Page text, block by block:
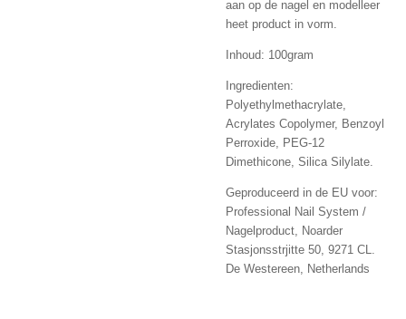
aan op de nagel en modelleer
heet product in vorm.
Inhoud: 100gram
Ingredienten:
Polyethylmethacrylate,
Acrylates Copolymer, Benzoyl
Perroxide, PEG-12
Dimethicone, Silica Silylate.
Geproduceerd in de EU voor:
Professional Nail System /
Nagelproduct, Noarder
Stasjonsstrjitte 50, 9271 CL.
De Westereen, Netherlands